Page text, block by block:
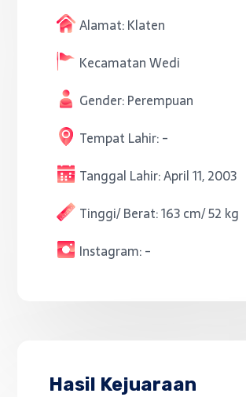
Alamat:Klaten
KecamatanWedi
Gender:Perempuan
Tempat Lahir:-
Tanggal Lahir:April 11, 2003
Tinggi/ Berat:163 cm/ 52 kg
Instagram:-
Hasil Kejuaraan